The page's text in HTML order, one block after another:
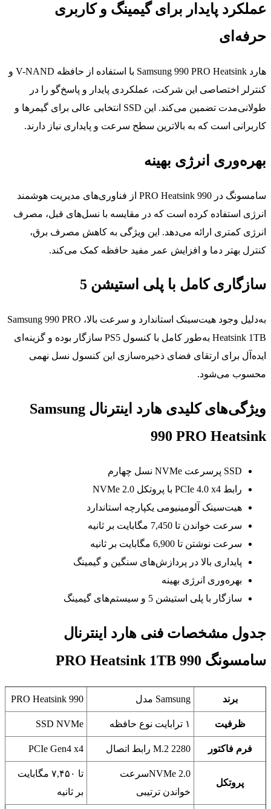
عملکرد پایدار برای گیمینگ و کاربری
حرفه‌ای
هارد Samsung 990 PRO Heatsink با استفاده از حافظه V-NAND و
کنترلر اختصاصی این شرکت، عملکردی پایدار و پاسخ‌گو را در
طولانی‌مدت تضمین می‌کند. این SSD انتخابی عالی برای گیمرها و
کاربرانی است که به بالاترین سطح سرعت و پایداری نیاز دارند.
بهره‌وری انرژی بهینه
سامسونگ در 990 PRO Heatsink از فناوری‌های مدیریت هوشمند
انرژی استفاده کرده است که در مقایسه با نسل‌های قبل، مصرف
انرژی کمتری ارائه می‌دهد. این ویژگی به کاهش مصرف برق،
کنترل بهتر دما و افزایش عمر مفید حافظه کمک می‌کند.
سازگاری کامل با پلی استیشن 5
به‌دلیل وجود هیت‌سینک استاندارد و سرعت بالا، Samsung 990 PRO
Heatsink 1TB به‌طور کامل با کنسول PS5 سازگار بوده و گزینه‌ای
ایده‌آل برای ارتقای فضای ذخیره‌سازی این کنسول نسل نهمی
محسوب می‌شود.
ویژگی‌های کلیدی هارد اینترنال Samsung
990 PRO Heatsink
SSD پرسرعت NVMe نسل چهارم
رابط PCIe 4.0 x4 با پروتکل NVMe 2.0
هیت‌سینک آلومینیومی یکپارچه استاندارد
سرعت خواندن تا 7,450 مگابایت بر ثانیه
سرعت نوشتن تا 6,900 مگابایت بر ثانیه
پایداری بالا در پردازش‌های سنگین و گیمینگ
بهره‌وری انرژی بهینه
سازگار با پلی استیشن 5 و سیستم‌های گیمینگ
جدول مشخصات فنی هارد اینترنال
سامسونگ 990 PRO Heatsink 1TB
برند Samsung مدل 990 PRO Heatsink
ظرفیت ۱ ترابایت نوع حافظه SSD NVMe
فرم فاکتور M.2 2280 رابط اتصال PCIe Gen4 x4
پروتکل
NVMe 2.0سرعت
خواندن ترتیبی
تا ۷,۴۵۰ مگابایت
بر ثانیه